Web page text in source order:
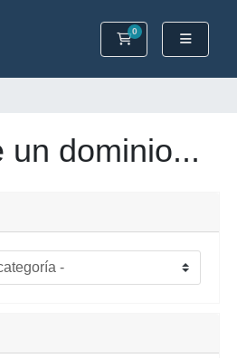
0
Carrito
un dominio...